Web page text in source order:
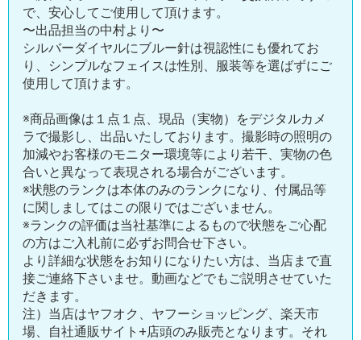
で、安心してご使用して頂けます。
〜出品担当の中村より〜
シルバーダイヤルにブルー針は視認性にも優れてお
り、シンプルなフェイスは性別、服装等を選ばずにご
使用して頂けます。
※商品画像は１点１点、現品（実物）をデジタルカメ
ラで撮影し、出品いたしております。撮影時の照明の
加減やお客様のモニター環境等により若干、実物の色
合いと異なって表現される場合がございます。
※状態のランクは本体のみのランクになり、付属品等
に関しましてはこの限りではございません。
※ランクの評価は当社基準によるもので状態をご心配
の方はご入札前に必ずお問合せ下さい。
より詳細な状態をお知りになりたい方は、当店まで直
接ご連絡下さいませ。動画などでもご説明させていた
だきます。
注）当店はヤフオク、ヤフーショッピング、楽天市
場、自社通販サイト+店頭のみ販売となります。それ